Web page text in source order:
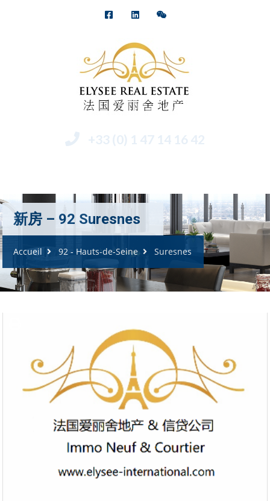
+33 (0) 1 47 14 16 42
新房 – 92 Suresnes
Accueil 92 - Hauts-de-Seine Suresnes